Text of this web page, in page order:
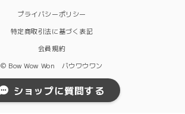
プライバシーポリシー
特定商取引法に基づく表記
会員規約
© Bow Wow Won バウワウワン
ショップに質問する